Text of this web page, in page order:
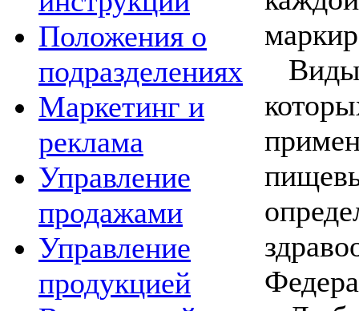
Положения о
подразделениях
Маркетинг и
реклама
Управление
продажами
Управление
продукцией